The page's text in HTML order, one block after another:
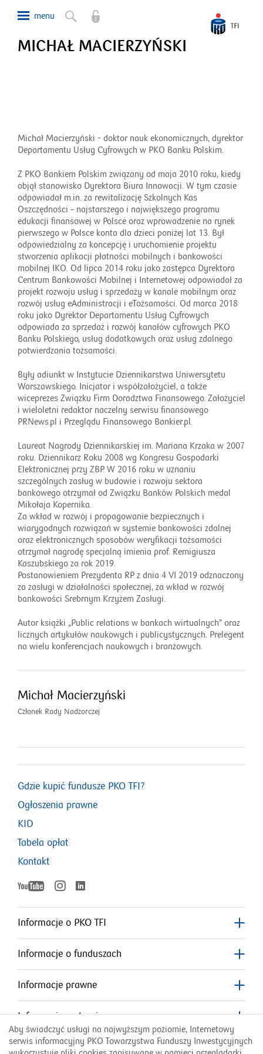
MICHAŁ MACIERZYŃSKI
Michał Macierzyński - doktor nauk ekonomicznych, dyrektor
Departamentu Usług Cyfrowych w PKO Banku Polskim.
Z PKO Bankiem Polskim związany od maja 2010 roku, kiedy
objął stanowisko Dyrektora Biura Innowacji. W tym czasie
odpowiadał m.in. za rewitalizację Szkolnych Kas
Oszczędności – najstarszego i największego programu
edukacji finansowej w Polsce oraz wprowadzenie na rynek
pierwszego w Polsce konta dla dzieci poniżej lat 13. Był
odpowiedzialny za koncepcję i uruchomienie projektu
stworzenia aplikacji płatności mobilnych i bankowości
mobilnej IKO. Od lipca 2014 roku jako zastępca Dyrektora
Centrum Bankowości Mobilnej i Internetowej odpowiadał za
projekt rozwoju usług i sprzedaży w kanale mobilnym oraz
rozwój usług eAdministracji i eTożsamości. Od marca 2018
roku jako Dyrektor Departamentu Usług Cyfrowych
odpowiada za sprzedaż i rozwój kanałów cyfrowych PKO
Banku Polskiego, usług dodatkowych oraz usług zdalnego
potwierdzania tożsamości.
Były adiunkt w Instytucie Dziennikarstwa Uniwersytetu
Warszawskiego. Inicjator i współzałożyciel, a także
wiceprezes Związku Firm Doradztwa Finansowego. Założyciel
i wieloletni redaktor naczelny serwisu finansowego
PRNews.pl i Przeglądu Finansowego Bankier.pl.
Laureat Nagrody Dziennikarskiej im. Mariana Krzaka w 2007
roku. Dziennikarz Roku 2008 wg Kongresu Gospodarki
Elektronicznej przy ZBP. W 2016 roku w uznaniu
szczególnych zasług w budowie i rozwoju sektora
bankowego otrzymał od Związku Banków Polskich medal
Mikołaja Kopernika.
Za wkład w rozwój i propagowanie bezpiecznych i
wiarygodnych rozwiązań w systemie bankowości zdalnej
oraz elektronicznych sposobów weryfikacji tożsamości
otrzymał nagrodę specjalną imienia prof. Remigiusza
Kaszubskiego za rok 2019.
Postanowieniem Prezydenta RP z dnia 4 VI 2019 odznaczony
za zasługi w działalności społecznej, za wkład w rozwój
bankowości Srebrnym Krzyżem Zasługi.
Autor książki „Public relations w bankach wirtualnych” oraz
licznych artykułów naukowych i publicystycznych. Prelegent
na wielu konferencjach naukowych i branżowych.
Michał Macierzyński
Członek Rady Nadzorczej
Gdzie kupić fundusze PKO TFI?
Ogłoszenia prawne
KID
Tabela opłat
Kontakt
YouTube
otworzy
się
w
nowym
oknie
Instagram
się
nowym
oknie
nowym
Informacje o PKO TFI
Informacje o funduszach
Informacje prawne
Informacje o stronie
Przydatne linki
Aby świadczyć usługi na najwyższym poziomie, Internetowy
serwis informacyjny PKO Towarzystwa Funduszy Inwestycyjnych